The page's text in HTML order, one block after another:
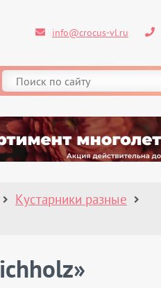
info@crocus-vl.ru
Кустарники разные